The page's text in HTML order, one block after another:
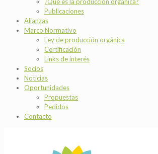
Publicaciones
Alianzas
Marco Normativo
Ley de producción orgánica
Certificación
Links de interés
Socios
Noticias
Oportunidades
Propuestas
Pedidos
Contacto